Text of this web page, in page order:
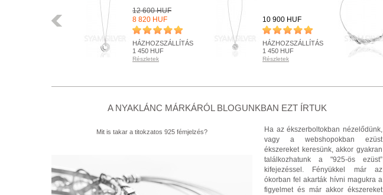
12 600 HUF
8 820 HUF
HÁZHOZSZÁLLÍTÁS
1 450 HUF
Részletek
+ KOSÁRBA
10 900 HUF
HÁZHOZSZÁLLÍTÁS
1 450 HUF
Részletek
+ KOSÁRBA
A NYAKLÁNC MÁRKÁRÓL BLOGUNKBAN EZT ÍRTUK
Mit is takar a titokzatos 925 fémjelzés?
Ha az ékszerboltokban nézelődünk,
vagy a webshopokban ezüst
ékszereket keresünk, akkor gyakran
találkozhatunk a "925-ös ezüst”
kifejezéssel. Fényükkel már az
ókorban fel akarták hívni magukra a
figyelmet és már akkor ékszereket